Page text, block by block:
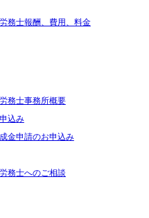
務士報酬、費用、料金
務士事務所概要
込み
金申請のお申込み
務士へのご相談